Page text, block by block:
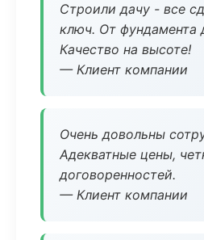
Строили дачу - все
ключ. От фундамента
Качество на высоте!
— Клиент компании
Очень довольны
Адекватные цены,
договоренностей.
— Клиент компании